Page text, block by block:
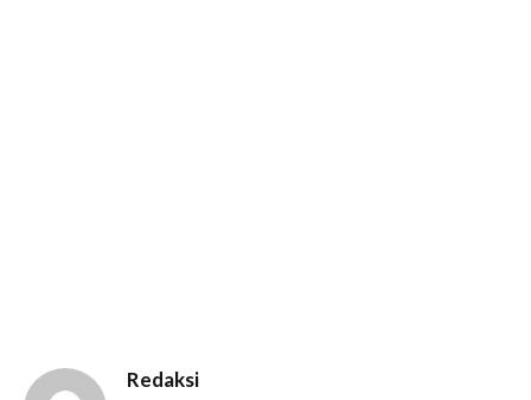
Redaksi